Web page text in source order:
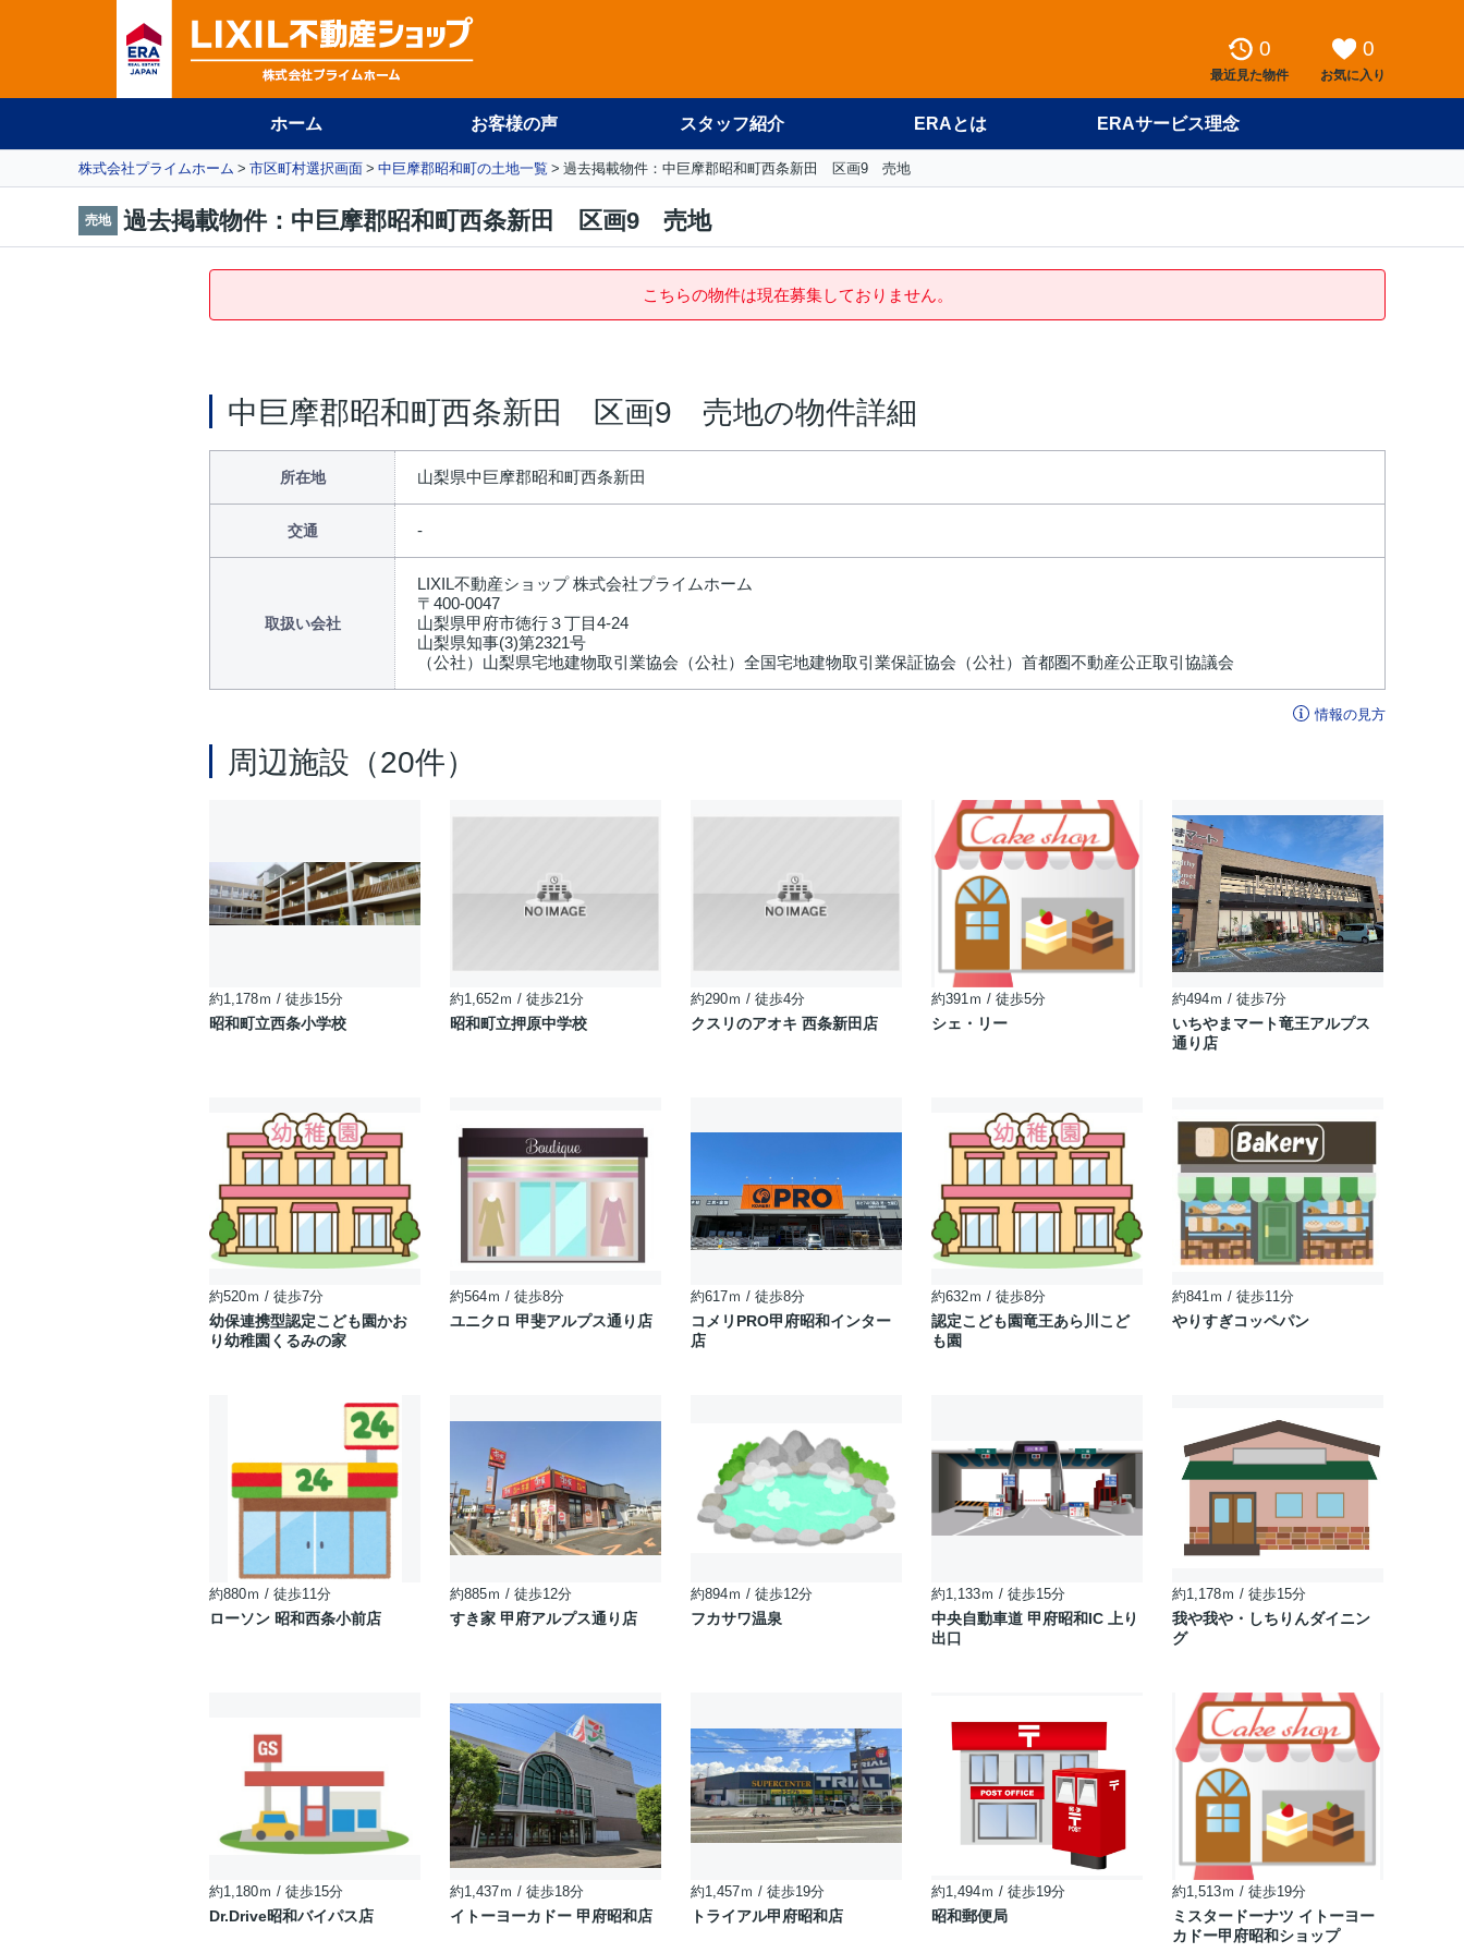
0
最近見た物件
0
お気に入り
ホーム お客様の声 スタッフ紹介 ERAとは ERAサービス理念
株式会社プライムホーム 市区町村選択画面 中巨摩郡昭和町の土地一覧 過去掲載物件：中巨摩郡昭和町西条新田 区画9 売地
売地 過去掲載物件：中巨摩郡昭和町西条新田 区画9 売地
こちらの物件は現在募集しておりません。
中巨摩郡昭和町西条新田 区画9 売地の物件詳細
所在地 山梨県中巨摩郡昭和町西条新田
交通
取扱い会社
LIXIL不動産ショップ 株式会社プライムホーム
〒400-0047
山梨県甲府市徳行３丁目4-24
山梨県知事(3)第2321号
（公社）山梨県宅地建物取引業協会（公社）全国宅地建物取引業保証協会（公社）首都圏不動産公正取引協議会
情報の見方
周辺施設（20件）
約1,178ｍ / 徒歩15分
昭和町立西条小学校
約1,652ｍ / 徒歩21分
昭和町立押原中学校
約290ｍ / 徒歩4分
クスリのアオキ 西条新田店
約391ｍ / 徒歩5分
シェ・リー
約494ｍ / 徒歩7分
いちやまマート竜王アルプス
通り店
約520ｍ / 徒歩7分
幼保連携型認定こども園かお
り幼稚園くるみの家
約564ｍ / 徒歩8分
ユニクロ 甲斐アルプス通り店
約617ｍ / 徒歩8分
コメリPRO甲府昭和インター
店
約632ｍ / 徒歩8分
認定こども園竜王あら川こど
も園
約841ｍ / 徒歩11分
やりすぎコッペパン
約880ｍ / 徒歩11分
ローソン 昭和西条小前店
約885ｍ / 徒歩12分
すき家 甲府アルプス通り店
約894ｍ / 徒歩12分
フカサワ温泉
約1,133ｍ / 徒歩15分
中央自動車道 甲府昭和IC 上り
出口
約1,178ｍ / 徒歩15分
我や我や・しちりんダイニン
グ
約1,180ｍ / 徒歩15分
Dr.Drive昭和バイパス店
約1,437ｍ / 徒歩18分
イトーヨーカドー 甲府昭和店
約1,457ｍ / 徒歩19分
トライアル甲府昭和店
約1,494ｍ / 徒歩19分
昭和郵便局
約1,513ｍ / 徒歩19分
ミスタードーナツ イトーヨー
カドー甲府昭和ショップ